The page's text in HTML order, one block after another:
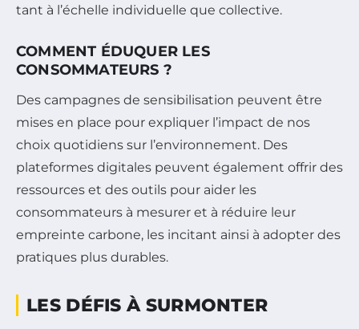
tant à l’échelle individuelle que collective.
COMMENT ÉDUQUER LES
CONSOMMATEURS ?
Des campagnes de sensibilisation peuvent être
mises en place pour expliquer l’impact de nos
choix quotidiens sur l’environnement. Des
plateformes digitales peuvent également offrir des
ressources et des outils pour aider les
consommateurs à mesurer et à réduire leur
empreinte carbone, les incitant ainsi à adopter des
pratiques plus durables.
LES DÉFIS À SURMONTER